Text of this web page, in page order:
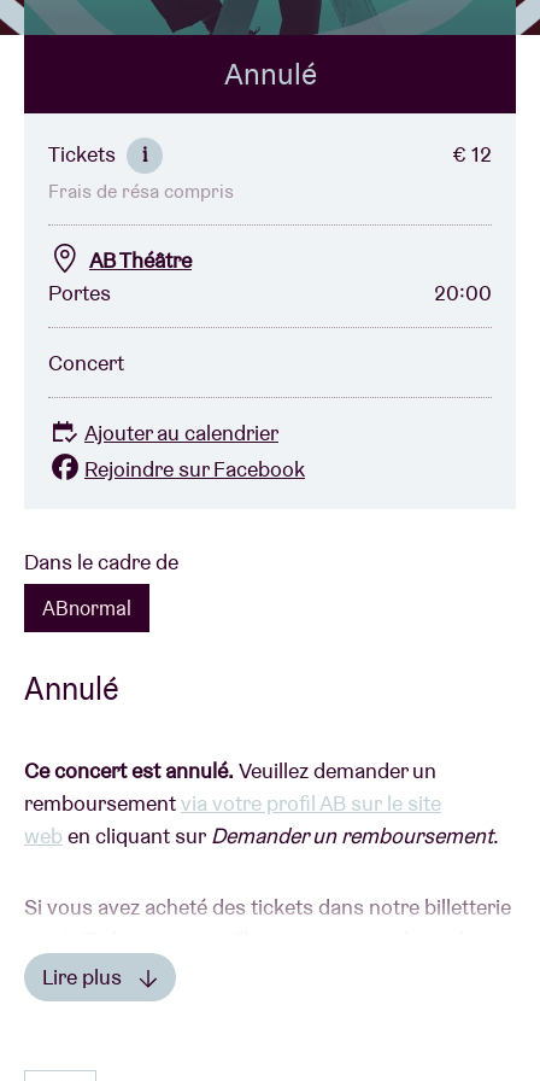
Location de salles
BRDCST
ABtv
Chèque-concert
À propos de l'AB
Contact
Dans le cadre de
ABnormal
Annulé
Ce concert est annulé. Veuillez demander un
remboursementvia votre profil AB sur le site
weben cliquant sur Demander un remboursement.
Si vous avez acheté des tickets dans notre billetterie
tickets en mentionnant votre numéro de compte
àinfo@abconcerts.be
Lire plus
Annulé
Tickets i € 12
Frais de résa compris
AB Théâtre
Portes
20:00
Concert
Ajouter au calendrier
Rejoindre sur Facebook